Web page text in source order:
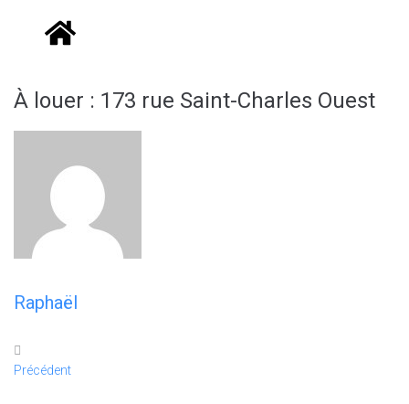
À louer : 173 rue Saint-Charles Ouest
Raphaël
Précédent